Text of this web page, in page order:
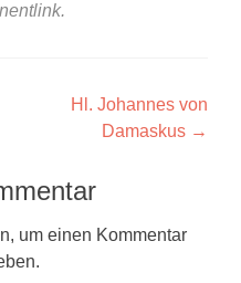
.
Hl. Johannes von
Damaskus →
um einen Kommentar